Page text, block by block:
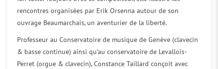
rencontres organisées par Erik Orsenna autour de son
ouvrage Beaumarchais, un aventurier de la liberté.
Professeur au Conservatoire de musique de Genève (clavecin
& basse continue) ainsi qu’au conservatoire de Levallois-
Perret (orgue & clavecin), Constance Taillard conçoit avec